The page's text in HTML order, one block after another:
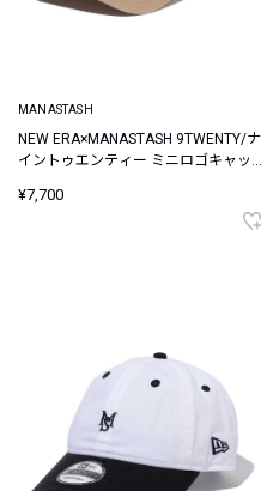
MANASTASH
NEW ERA×MANASTASH 9TWENTY/ナ
イントゥエンティー ミニロゴキャッ
¥7,700